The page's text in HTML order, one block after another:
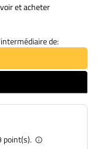
et acheter
de:
point(s).